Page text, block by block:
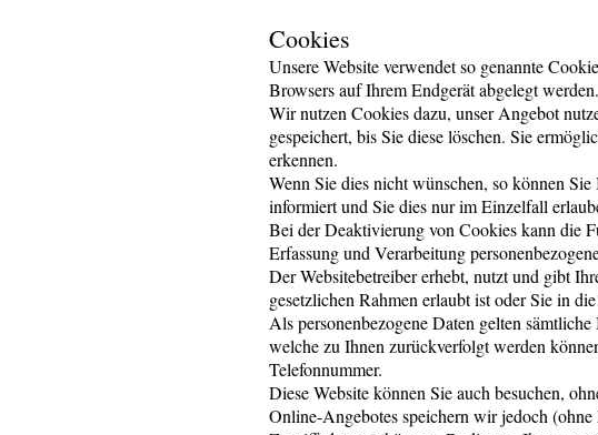
Cookies
Unsere Website verwendet so genannte
Browsers auf Ihrem Endgerät abgelegt
Wir nutzen Cookies dazu, unser Angebot
gespeichert, bis Sie diese löschen. Sie
erkennen.
Wenn Sie dies nicht wünschen, so können
informiert und Sie dies nur im Einzelfall
Bei der Deaktivierung von Cookies kann die
Erfassung und Verarbeitung
Der Websitebetreiber erhebt, nutzt und gibt
gesetzlichen Rahmen erlaubt ist oder Sie in
Als personenbezogene Daten gelten
welche zu Ihnen zurückverfolgt werden
Telefonnummer.
Diese Website können Sie auch besuchen,
Online-Angebotes speichern wir jedoch